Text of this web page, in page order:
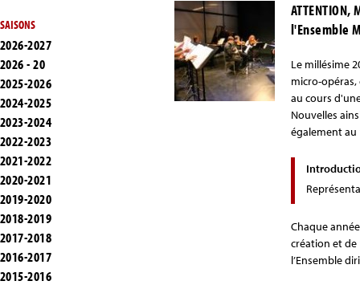
SAISONS
2026-2027
2026 - 20
2025-2026
2024-2025
2023-2024
2022-2023
2021-2022
2020-2021
2019-2020
2018-2019
2017-2018
2016-2017
2015-2016
ATTENTION,
l'Ensemble
Le millésime
micro-opéras,
au cours
Nouvelles
également au
Chaque
création et
l’Ensemble